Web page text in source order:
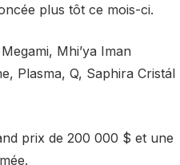
plus tôt ce mois-ci.
Mhi’ya Iman
Plasma, Q, Saphira Cristál
prix de 200 000 $ et une